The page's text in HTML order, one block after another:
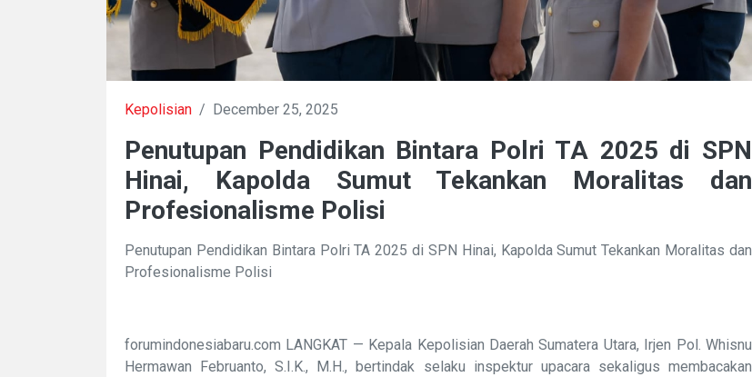
Kepolisian / December 25, 2025
Penutupan Pendidikan Bintara Polri TA 2025 di SPN
Hinai, Kapolda Sumut Tekankan Moralitas dan
Profesionalisme Polisi
Penutupan Pendidikan Bintara Polri TA 2025 di SPN Hinai, Kapolda Sumut Tekankan Moralitas dan
Profesionalisme Polisi
forumindonesiabaru.com LANGKAT — Kepala Kepolisian Daerah Sumatera Utara, Irjen Pol. Whisnu
Hermawan Februanto, S.I.K., M.H., bertindak selaku inspektur upacara sekaligus membacakan